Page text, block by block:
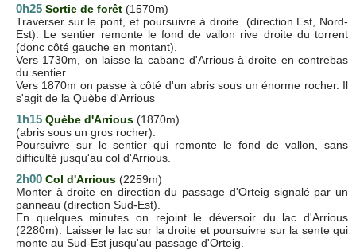
0h25 Sortie de forêt (1570m)
Traverser sur le pont, et poursuivre à droite (direction Est, Nord-
Est). Le sentier remonte le fond de vallon rive droite du torrent
(donc côté gauche en montant).
Vers 1730m, on laisse la cabane d'Arrious à droite en contrebas
du sentier.
Vers 1870m on passe à côté d'un abris sous un énorme rocher. Il
s'agit de la Quèbe d'Arrious
1h15 Quèbe d'Arrious (1870m)
(abris sous un gros rocher).
Poursuivre sur le sentier qui remonte le fond de vallon, sans
difficulté jusqu'au col d'Arrious.
2h00 Col d'Arrious (2259m)
Monter à droite en direction du passage d'Orteig signalé par un
panneau (direction Sud-Est).
En quelques minutes on rejoint le déversoir du lac d'Arrious
(2280m). Laisser le lac sur la droite et poursuivre sur la sente qui
monte au Sud-Est jusqu'au passage d'Orteig.